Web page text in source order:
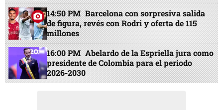
14:50 PM Barcelona con sorpresiva salida
de figura, revés con Rodri y oferta de 115
millones
16:00 PM Abelardo de la Espriella jura como
presidente de Colombia para el periodo
2026-2030